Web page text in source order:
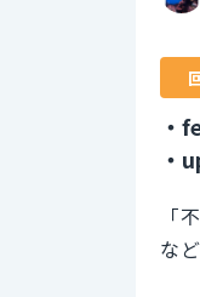
・
・
「
な